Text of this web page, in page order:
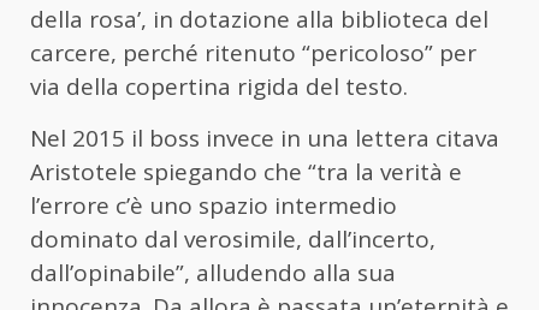
della rosa’, in dotazione alla biblioteca del
carcere, perché ritenuto “pericoloso” per
via della copertina rigida del testo.
Nel 2015 il boss invece in una lettera citava
Aristotele spiegando che “tra la verità e
l’errore c’è uno spazio intermedio
dominato dal verosimile, dall’incerto,
dall’opinabile”, alludendo alla sua